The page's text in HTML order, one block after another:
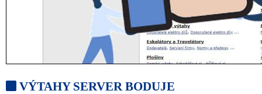
VÝTAHY SERVER BODUJE